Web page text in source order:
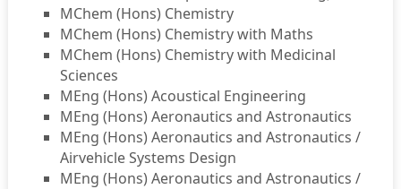
MChem (Hons) Chemistry
MChem (Hons) Chemistry with Maths
MChem (Hons) Chemistry with Medicinal
Sciences
MEng (Hons) Acoustical Engineering
MEng (Hons) Aeronautics and Astronautics
MEng (Hons) Aeronautics and Astronautics /
Airvehicle Systems Design
MEng (Hons) Aeronautics and Astronautics /